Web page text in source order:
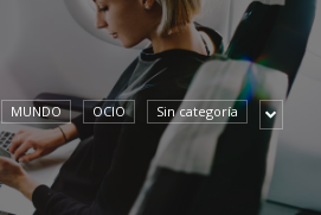
MUNDO OCIO Sin categoría